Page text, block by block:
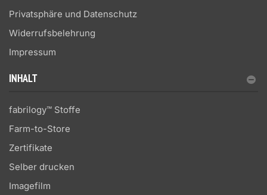
Privatsphäre und Datenschutz
Widerrufsbelehrung
Impressum
INHALT
fabrilogy™ Stoffe
Farm-to-Store
Zertifikate
Selber drucken
Imagefilm